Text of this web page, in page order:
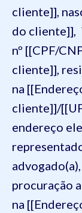
cliente]],
do cliente]],
nº [[CPF/
cliente]],
na
cliente]]/
endereço
procuração
na